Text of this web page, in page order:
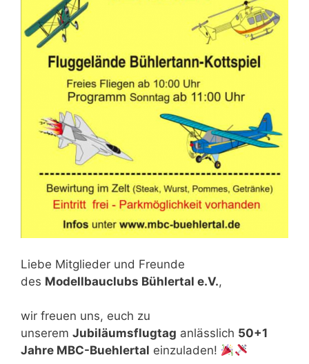
Liebe Mitglieder und Freunde
des Modellbauclubs Bühlertal e.V.,
wir freuen uns, euch zu
unserem Jubiläumsflugtag anlässlich 50+1
Jahre MBC-Buehlertal einzuladen!